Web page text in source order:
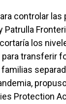
controlar las
Patrulla
los
para transferir
Protection